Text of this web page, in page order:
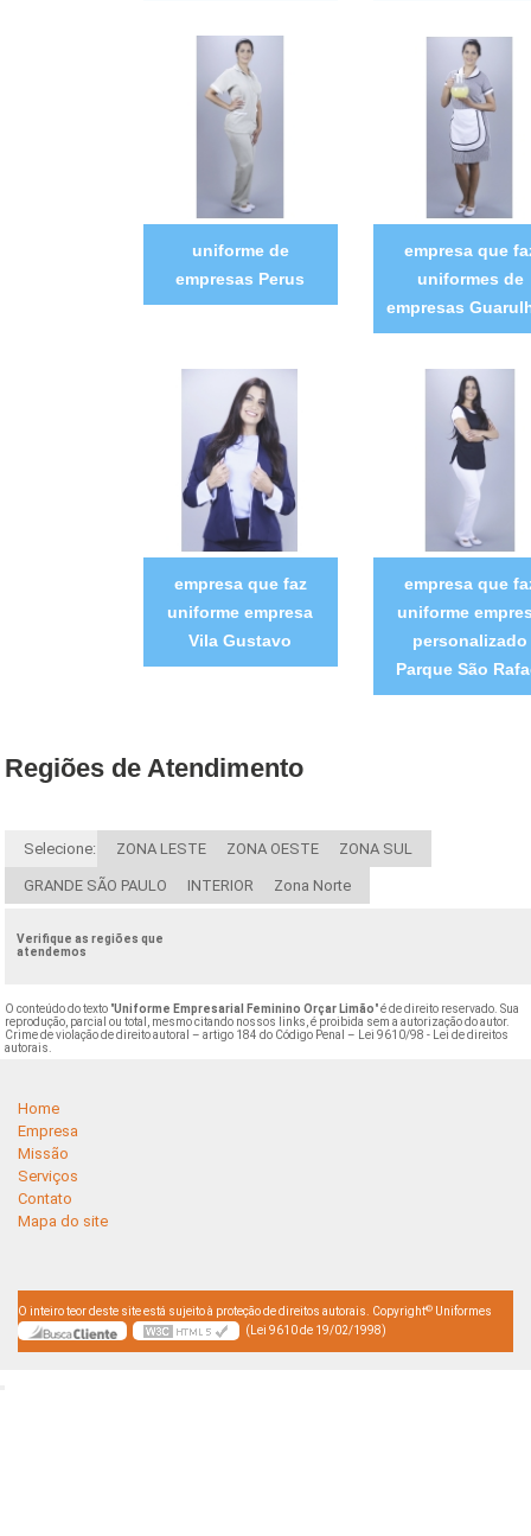
uniforme de
empresas Perus
empresa que
uniformes de
empresas
empresa que faz
uniforme empresa
Vila Gustavo
empresa que
uniforme
personalizado
Parque São
Regiões de Atendimento
Selecione: ZONA LESTE ZONA OESTE ZONA SUL
GRANDE SÃO PAULO INTERIOR Zona Norte
Verifique as regiões que
atendemos
O conteúdo do texto "Uniforme Empresarial Feminino Orçar Limão" é de direito reservado. Sua
reprodução, parcial ou total, mesmo citando nossos links, é proibida sem a autorização do autor.
Crime de violação de direito autoral – artigo 184 do Código Penal –
Lei 9610/98 - Lei de direitos
autorais
Home
Empresa
Missão
Serviços
Contato
Mapa do site
O inteiro teor deste site está sujeito à proteção de direitos autorais. Copyright© Uniformes
(Lei 9610 de 19/02/1998)